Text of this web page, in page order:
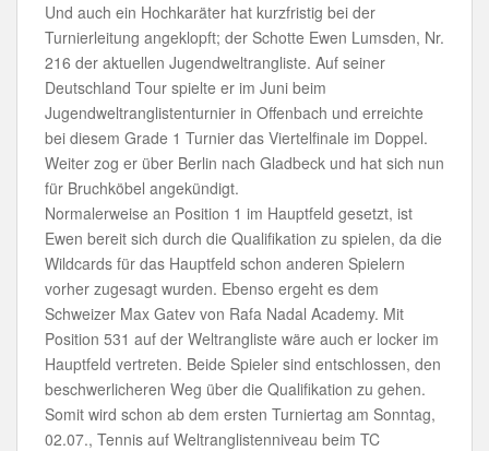
Und auch ein Hochkaräter hat kurzfristig bei der
Turnierleitung angeklopft; der Schotte Ewen Lumsden, Nr.
216 der aktuellen Jugendweltrangliste. Auf seiner
Deutschland Tour spielte er im Juni beim
Jugendweltranglistenturnier in Offenbach und erreichte
bei diesem Grade 1 Turnier das Viertelfinale im Doppel.
Weiter zog er über Berlin nach Gladbeck und hat sich nun
für Bruchköbel angekündigt.
Normalerweise an Position 1 im Hauptfeld gesetzt, ist
Ewen bereit sich durch die Qualifikation zu spielen, da die
Wildcards für das Hauptfeld schon anderen Spielern
vorher zugesagt wurden. Ebenso ergeht es dem
Schweizer Max Gatev von Rafa Nadal Academy. Mit
Position 531 auf der Weltrangliste wäre auch er locker im
Hauptfeld vertreten. Beide Spieler sind entschlossen, den
beschwerlicheren Weg über die Qualifikation zu gehen.
Somit wird schon ab dem ersten Turniertag am Sonntag,
02.07., Tennis auf Weltranglistenniveau beim TC